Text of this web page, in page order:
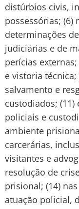
distúrbios civis,
possessórias;
determinações
judiciárias e de
perícias
e vistoria técnica;
salvamento e
custodiados;
policiais e
ambiente
carcerárias,
visitantes e
resolução de
prisional; (14)
atuação policial,